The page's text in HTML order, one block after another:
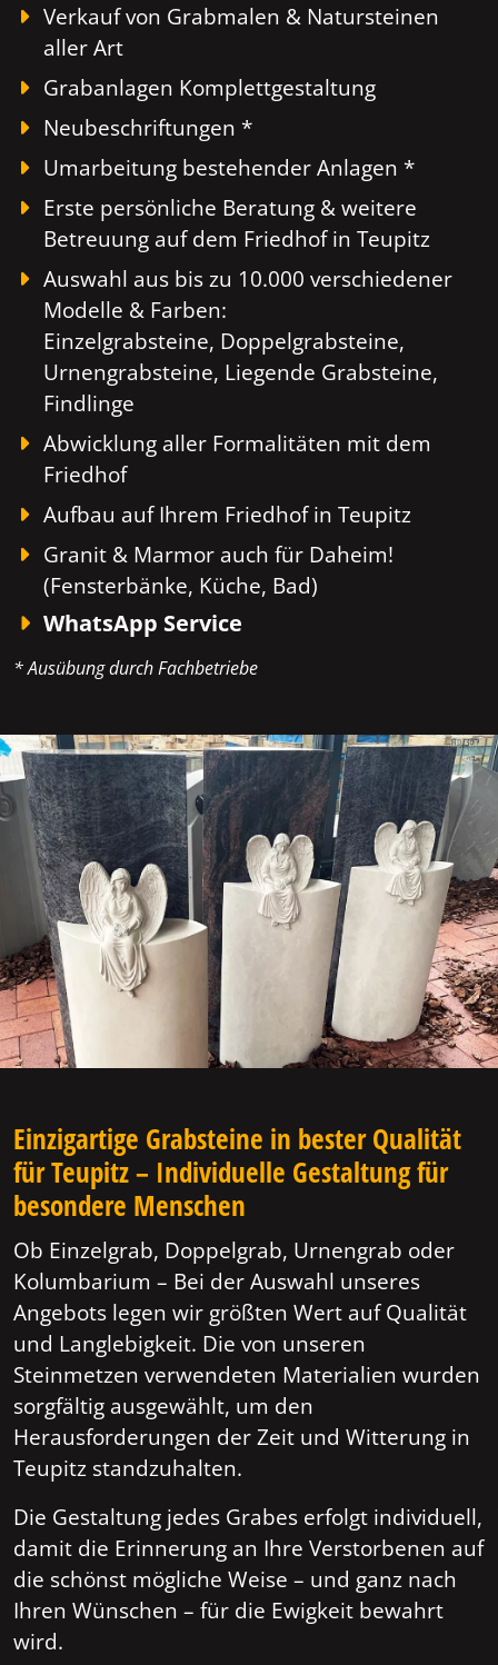
Verkauf von Grabmalen & Natursteinen
aller Art
Grabanlagen Komplettgestaltung
Neubeschriftungen *
Umarbeitung bestehender Anlagen *
Erste persönliche Beratung & weitere
Betreuung auf dem Friedhof in Teupitz
Auswahl aus bis zu 10.000 verschiedener
Modelle & Farben:
Einzelgrabsteine, Doppelgrabsteine,
Urnengrabsteine, Liegende Grabsteine,
Findlinge
Abwicklung aller Formalitäten mit dem
Friedhof
Aufbau auf Ihrem Friedhof in Teupitz
Granit & Marmor auch für Daheim!
(Fensterbänke, Küche, Bad)
WhatsApp Service
* Ausübung durch Fachbetriebe
Einzigartige Grabsteine in bester Qualität
für Teupitz – Individuelle Gestaltung für
besondere Menschen
Ob Einzelgrab, Doppelgrab, Urnengrab oder
Kolumbarium – Bei der Auswahl unseres
Angebots legen wir größten Wert auf Qualität
und Langlebigkeit. Die von unseren
Steinmetzen verwendeten Materialien wurden
sorgfältig ausgewählt, um den
Herausforderungen der Zeit und Witterung in
Teupitz standzuhalten.
Die Gestaltung jedes Grabes erfolgt individuell,
damit die Erinnerung an Ihre Verstorbenen auf
die schönst mögliche Weise – und ganz nach
Ihren Wünschen – für die Ewigkeit bewahrt
wird.